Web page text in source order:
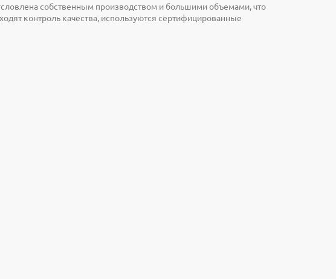
собственным производством и большими объемами, что
контроль качества, используются сертифицированные